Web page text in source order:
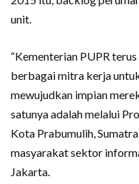
unit.
“Kementerian PUPR
berbagai mitra kerja
mewujudkan impian
satunya adalah melalui
Kota Prabumulih,
masyarakat sektor
Jakarta.